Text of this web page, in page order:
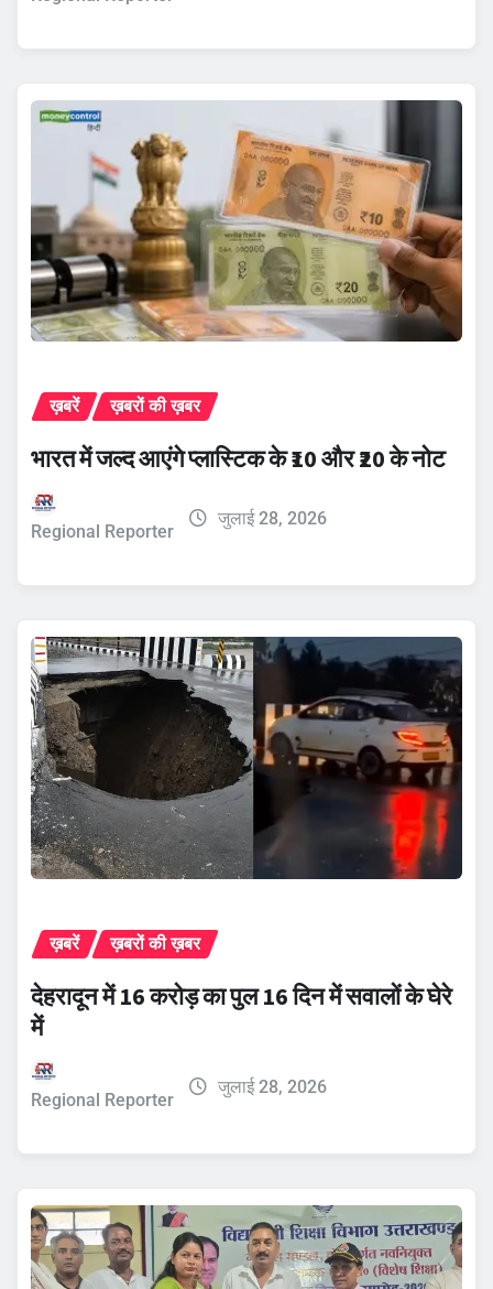
ख़बरें ख़बरों की ख़बर
भारत में जल्द आएंगे प्लास्टिक के ₹10 और ₹20 के नोट
Regional Reporter
जुलाई 28, 2026
ख़बरें ख़बरों की ख़बर
देहरादून में 16 करोड़ का पुल 16 दिन में सवालों के घेरे
में
Regional Reporter
जुलाई 28, 2026